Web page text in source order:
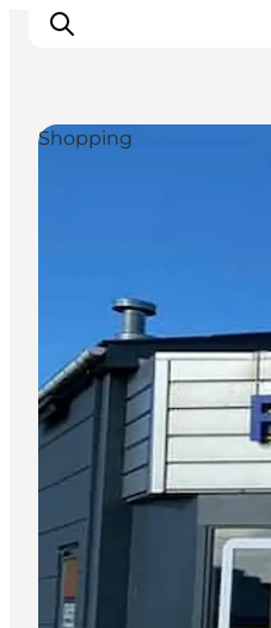
Hébergements
Planifiez votre
Shopping